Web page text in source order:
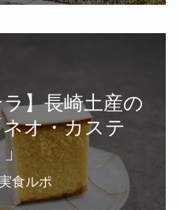
ラ】長崎土産の
オ・カステ
食ルポ